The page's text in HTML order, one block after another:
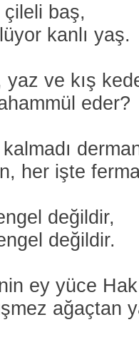
çileli baş,
kanlı yaş.
ve kış
eder?
her işte
değildir,
değildir.
ey yüce
ağaçtan